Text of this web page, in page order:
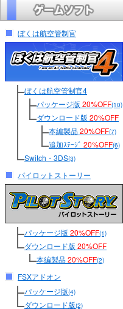
ぼくは航空管制官
ぼくは航空管制官4
パッケージ版 20%OFF(10)
ダウンロード版 20%OFF
本編製品20%OFF(7)
追加ｽﾃｰｼﾞ 20%OFF(6)
Switch・3DS(3)
パイロットストーリー
パッケージ版 20%OFF(1)
ダウンロード版 20%OFF
本編製品20%OFF(2)
FSXアドオン
パッケージ版(4)
ダウンロード版(2)